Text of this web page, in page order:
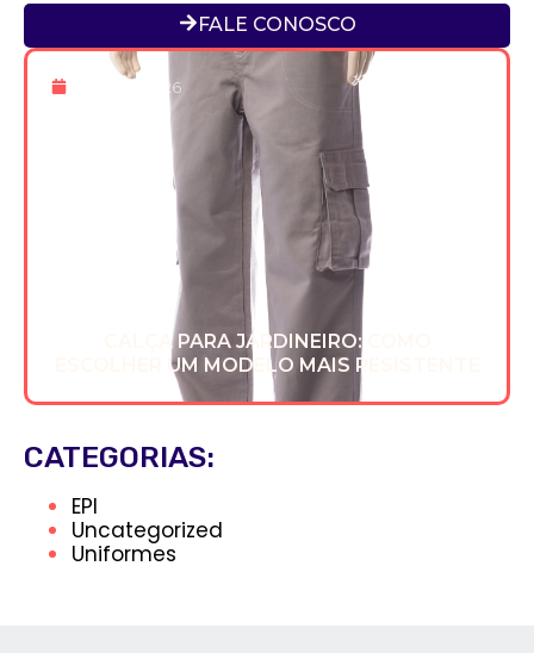
FALE CONOSCO
8 De Jun 2026
CALÇA PARA JARDINEIRO: COMO
ESCOLHER UM MODELO MAIS RESISTENTE
CATEGORIAS:
EPI
Uncategorized
Uniformes